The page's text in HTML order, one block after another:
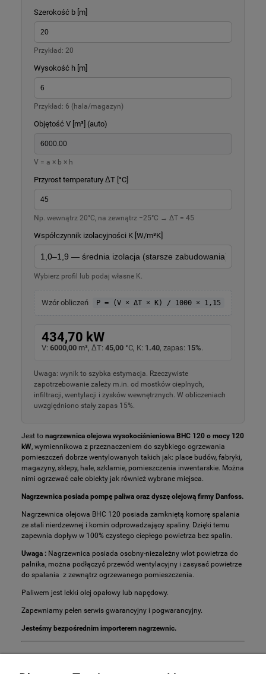
Szerokość b [m]
Przykład: 20
Wysokość h [m]
Przykład: 6 (hala/magazyn)
Objętość V [m³] (auto)
V = a × b × h
Przyrost temperatury ΔT [°C]
Np. wewnątrz 20°C, na zewnątrz −25°C → ΔT = 45
Współczynnik izolacyjności K [W/m³K]
Wybierz profil lub podaj własne K.
Wzór obliczeń P = (V × ΔT × K) / 1000 × 1,15
434,70 kW
V: 6000,00 m³, ΔT: 45,00 °C, K: 1.40, zapas: 15%.
Uwaga: wynik to szybka estymacja. Rzeczywiste
zapotrzebowanie zależy m.in. od mostków cieplnych,
infiltracji, wentylacji i zysków wewnętrznych. W obliczeniach
uwzględniono stały zapas 15%.
Jest to nagrzewnica olejowa wysokociśnieniowa BHC 120 o mocy 120
kW, wymiennikowa z przeznaczeniem do szybkiego ogrzewania
pomieszczeń dobrze wentylowanych takich jak: place budów, fabryki,
magazyny, sklepy, hale, szklarnie, pomieszczenia inwentarskie. Można
nimi ogrzewać całe obiekty jak również wybrane miejsca.
Nagrzewnica posiada pompę paliwa oraz dyszę olejową firmy Danfoss.
Nagrzewnica olejowa BHC 120 posiada zamkniętą komorę spalania
ze stali nierdzewnej i komin odprowadzający spaliny. Dzięki temu
zapewnia dopływ w 100% czystego ciepłego powietrza bez spalin.
Uwaga : Nagrzewnica posiada osobny-niezależny wlot powietrza do
palnika, można podłączyć przewód wentylacyjny i zasysać powietrze
do spalania z zewnątrz ogrzewanego pomieszczenia.
Paliwem jest lekki olej opałowy lub napędowy.
Zapewniamy pełen serwis gwarancyjny i pogwarancyjny.
Jesteśmy bezpośrednim importerem nagrzewnic.